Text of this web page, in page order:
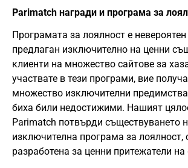
Parimatch награди и програма за
Програмата за лоялност е
предлаган изключително на ценни
клиенти на множество сайтове за
участвате в тези програми, вие
множество изключителни
биха били недостижими. Нашият
Parimatch потвърди съществуването
изключителна програма за лоялност,
разработена за ценни притежатели на